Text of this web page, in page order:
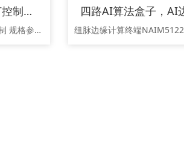
8路集中控制器，路灯控制器、8回路控制器，照明控制器，智能路灯控制柜模块
8路集中控制器、照明集中控制 规格参数设备名称：8路集中控制器设备型号：NKZ-D2822LD16安装方式：导轨式场景用途智慧场景核心枢纽智能楼宇照明/窗帘联动机房设备时序管理展厅多媒体设备集控消防应急电源强切系统安防设备联动触发核心特性项目规格控制通道8路独立继电器输出负载能力16A/路（阻性负载，AC 250V）安装方式标准35mm导轨（DIN EN 60715）显示界面3.5英寸TFT彩色液